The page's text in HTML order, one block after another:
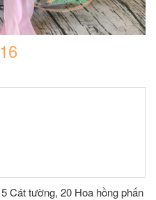
Cát tường, 20 Hoa hồng phấn